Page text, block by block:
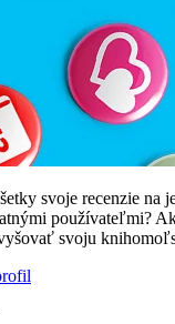
svoje recenzie na
používateľmi?
svoju